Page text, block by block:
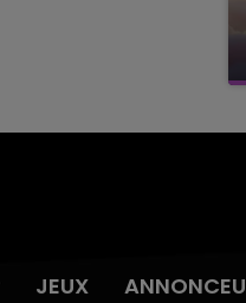
JEUX